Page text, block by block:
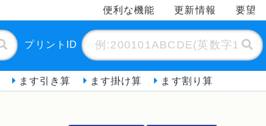
便利な機能 更新情報 要望
プリントID
ます引き算 ます掛け算 ます割り算